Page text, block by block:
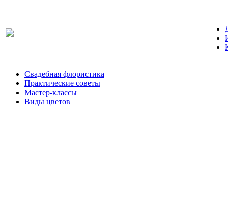
Свадебная флористика
Практические советы
Мастер-классы
Виды цветов